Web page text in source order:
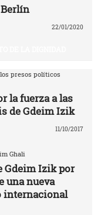
22/01/2020
presos políticos
la fuerza a las
de Gdeim Izik
11/10/2017
Ghali
Gdeim Izik por
una nueva
internacional